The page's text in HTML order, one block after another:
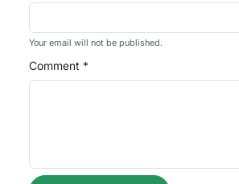
Your email will not be published.
Comment *